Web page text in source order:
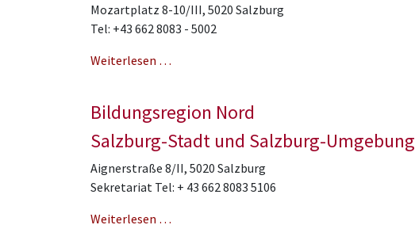
Mozartplatz 8-10/III, 5020 Salzburg
Tel: +43 662 8083 - 5002
Weiterlesen …
Bildungsregion Nord
Salzburg-Stadt und Salzburg-Umgebung
Aignerstraße 8/II, 5020 Salzburg
Sekretariat Tel: + 43 662 8083 5106
Weiterlesen …